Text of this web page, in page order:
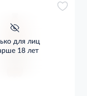
для лиц
18 лет